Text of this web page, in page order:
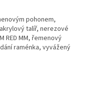
pohonem,
talíř, nerezové
RED MM, řemenový
raménka, vyvážený